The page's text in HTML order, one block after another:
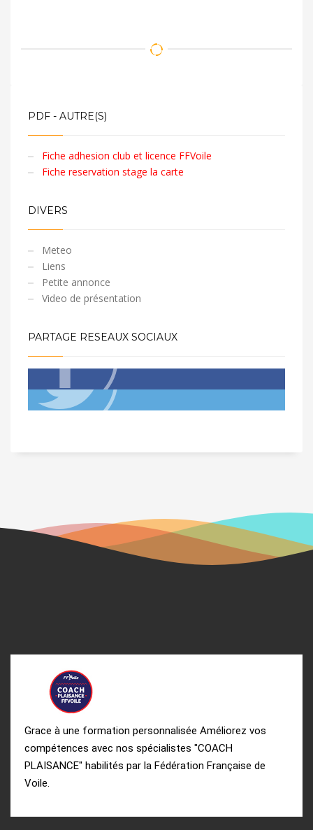
PDF - AUTRE(S)
Fiche adhesion club et licence FFVoile
Fiche reservation stage la carte
DIVERS
Meteo
Liens
Petite annonce
Video de présentation
PARTAGE RESEAUX SOCIAUX
Grace à une formation personnalisée Améliorez vos
compétences avec nos spécialistes "COACH
PLAISANCE" habilités par la Fédération Française de
Voile.